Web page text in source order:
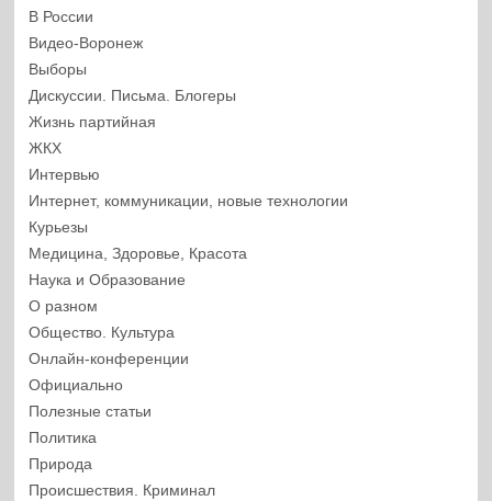
В России
Видео-Воронеж
Выборы
Дискуссии. Письма. Блогеры
Жизнь партийная
ЖКХ
Интервью
Интернет, коммуникации, новые технологии
Курьезы
Медицина, Здоровье, Красота
Наука и Образование
О разном
Общество. Культура
Онлайн-конференции
Официально
Полезные статьи
Политика
Природа
Происшествия. Криминал